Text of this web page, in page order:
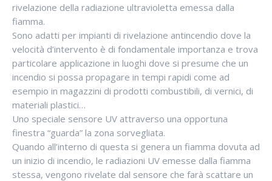
rivelazione della radiazione ultravioletta emessa dalla
fiamma.
Sono adatti per impianti di rivelazione antincendio dove la
velocità d’intervento è di fondamentale importanza e trova
particolare applicazione in luoghi dove si presume che un
incendio si possa propagare in tempi rapidi come ad
esempio in magazzini di prodotti combustibili, di vernici, di
materiali plastici…
Uno speciale sensore UV attraverso una opportuna
finestra “guarda” la zona sorvegliata.
Quando all’interno di questa si genera un fiamma dovuta ad
un inizio di incendio, le radiazioni UV emesse dalla fiamma
stessa, vengono rivelate dal sensore che farà scattare un